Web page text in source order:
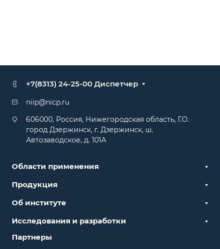
+7(8313) 24-25-00 Диспетчер
niip@nicp.ru
606000, Россия, Нижегородская область, Г.О.
город Дзержинск, г. Дзержинск, ш.
Автозаводское, д. 101А
Области применения
Продукция
Об институте
Исследования и разработки
Партнеры